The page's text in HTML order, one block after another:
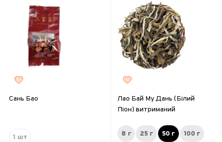
Сань Бао
1 шт
Лао Бай Му Дань (Білий
Піон) витриманий
8 г 25 г 50 г 100 г